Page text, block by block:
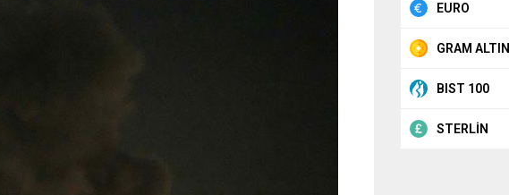
EURO
GRAM ALTIN
BIST 100
STERLİN